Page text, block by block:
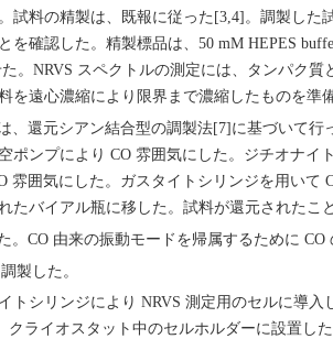
試料の精製は、既報に従った[3,4]。調製した
を確認した。精製標品は、50 mM HEPES
。NRVS スペクトルの測定には、タンパク
を遠心濃縮により限界まで濃縮したものを準備
、還元シアン結合型の調製法[7]に基づいて行
ポンプにより CO 雰囲気にした。ジチオナイ
雰囲気にした。ガスタイトシリンジを用いて
たバイアル瓶に移した。試料が還元されたこ
。CO 由来の振動モードを帰属するために CO
製した。
シリンジにより NRVS 測定用のセルに導入
クライオスタット中のセルホルダーに設置し